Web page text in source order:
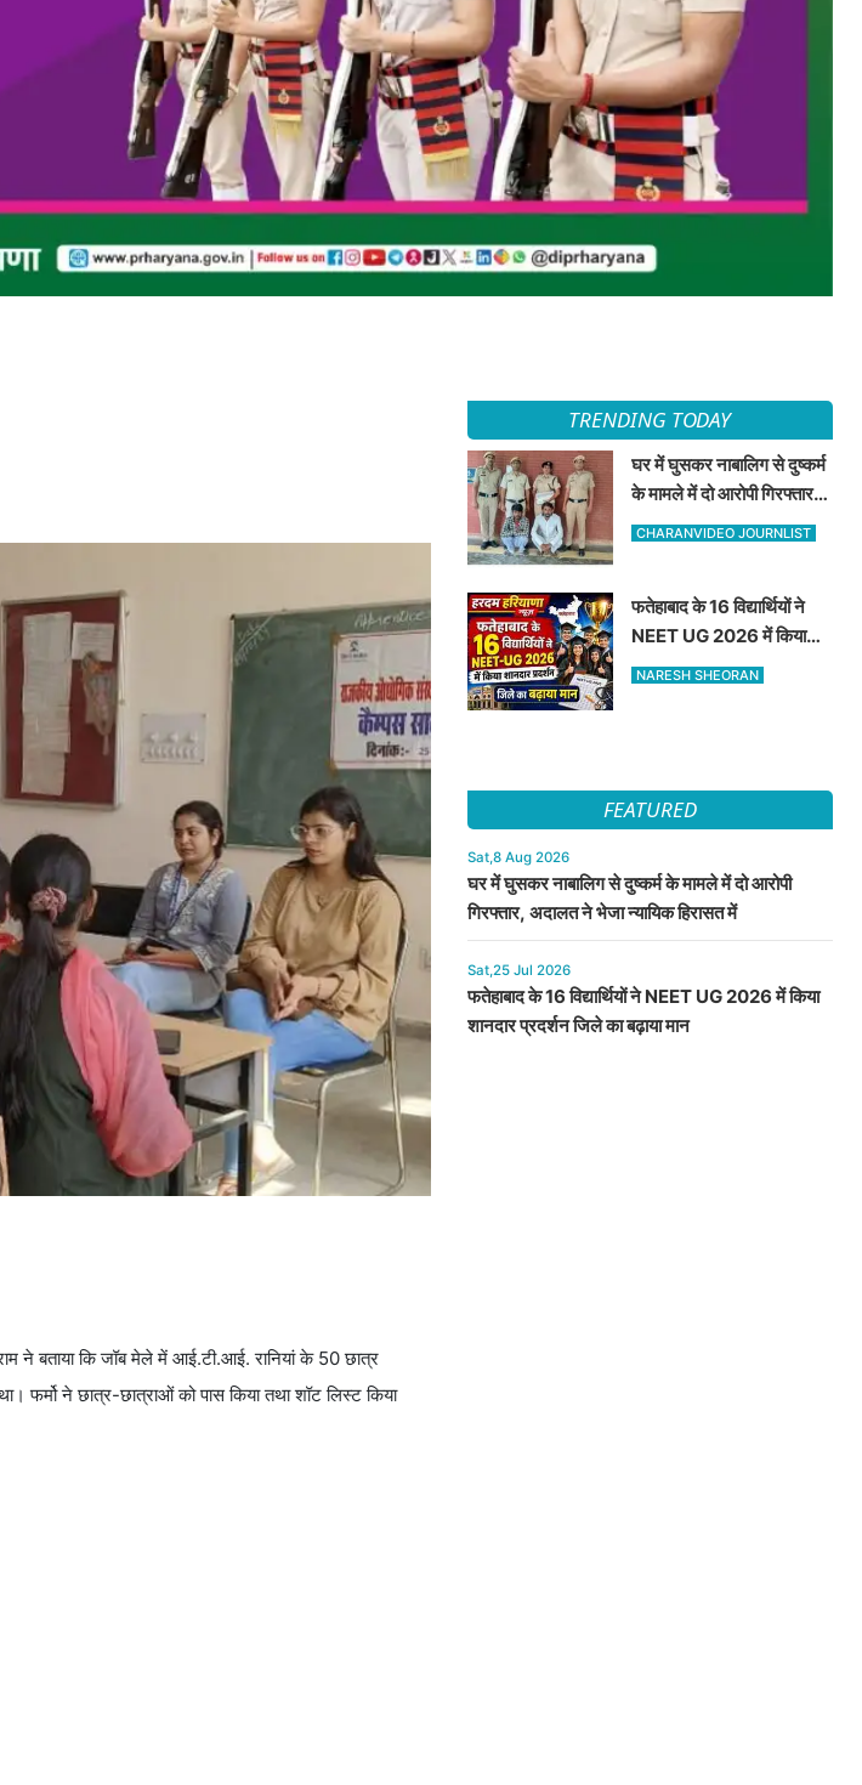
ने बताया कि जॉब मेले में आई.टी.आई. रानियां के 50 छात्र
फर्मो ने छात्र-छात्राओं को पास किया तथा शॉट लिस्ट किया
TRENDING TODAY
घर में घुसकर नाबालिग से दुष्कर्म
के मामले में दो आरोपी गिरफ्तार,
अदालत ने भेजा न्यायिक हिरासत
CHARANVIDEO JOURNLIST
फतेहाबाद के 16 विद्यार्थियों ने
NEET UG 2026 में किया
शानदार प्रदर्शन जिले का बढ़ाया
NARESH SHEORAN
FEATURED
Sat,8 Aug 2026
घर में घुसकर नाबालिग से दुष्कर्म के मामले में दो आरोपी
गिरफ्तार, अदालत ने भेजा न्यायिक हिरासत में
Sat,25 Jul 2026
फतेहाबाद के 16 विद्यार्थियों ने NEET UG 2026 में किया
शानदार प्रदर्शन जिले का बढ़ाया मान